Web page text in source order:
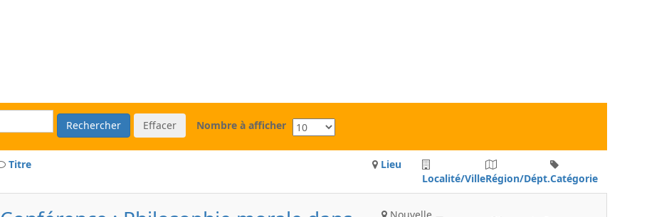
Rechercher Effacer Nombre à afficher
Titre
Lieu
Localité/VilleRégion/Dépt.Catégorie
Nouvelle